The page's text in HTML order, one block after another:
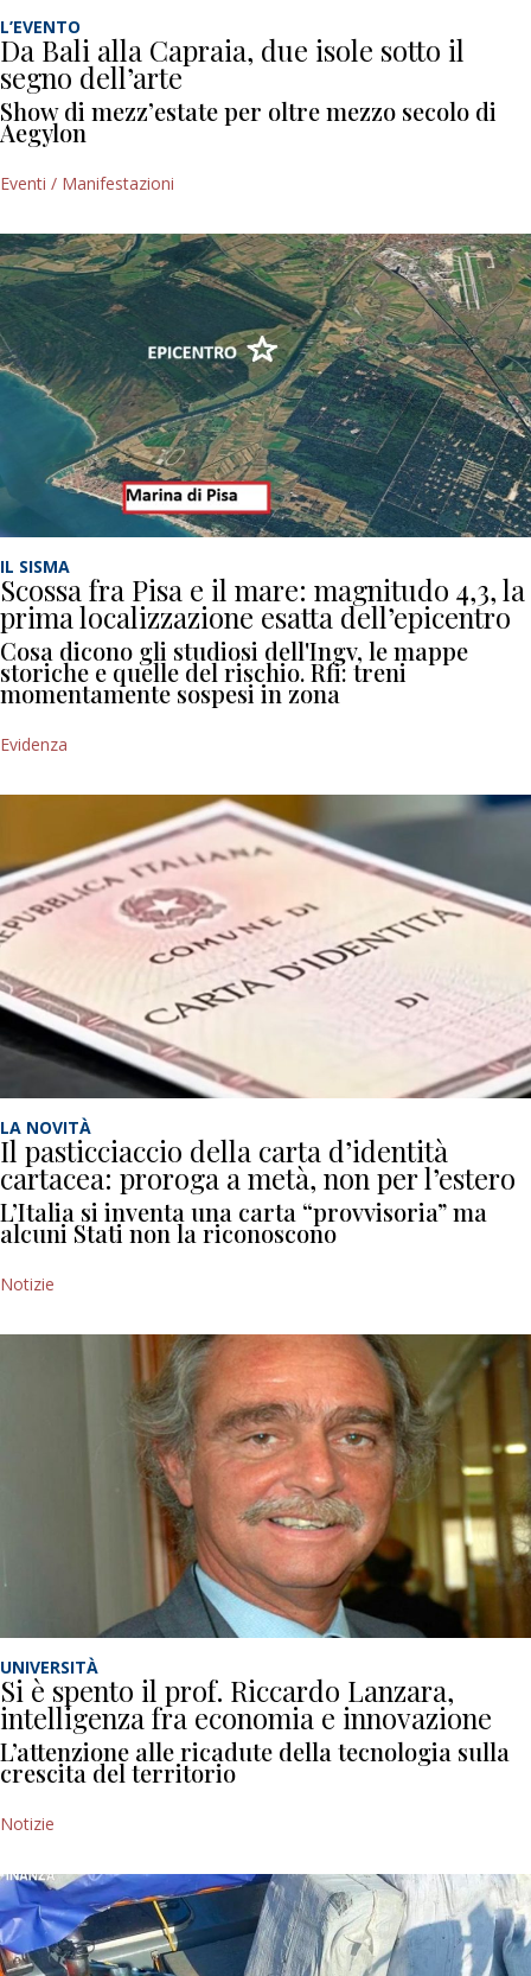
L’EVENTO
Da Bali alla Capraia, due isole sotto il
segno dell’arte
Show di mezz’estate per oltre mezzo secolo di
Aegylon
Eventi / Manifestazioni
IL SISMA
Scossa fra Pisa e il mare: magnitudo 4,3, la
prima localizzazione esatta dell’epicentro
Cosa dicono gli studiosi dell'Ingv, le mappe
storiche e quelle del rischio. Rfi: treni
momentamente sospesi in zona
Evidenza
LA NOVITÀ
Il pasticciaccio della carta d’identità
cartacea: proroga a metà, non per l’estero
L’Italia si inventa una carta “provvisoria” ma
alcuni Stati non la riconoscono
Notizie
UNIVERSITÀ
Si è spento il prof. Riccardo Lanzara,
intelligenza fra economia e innovazione
L’attenzione alle ricadute della tecnologia sulla
crescita del territorio
Notizie